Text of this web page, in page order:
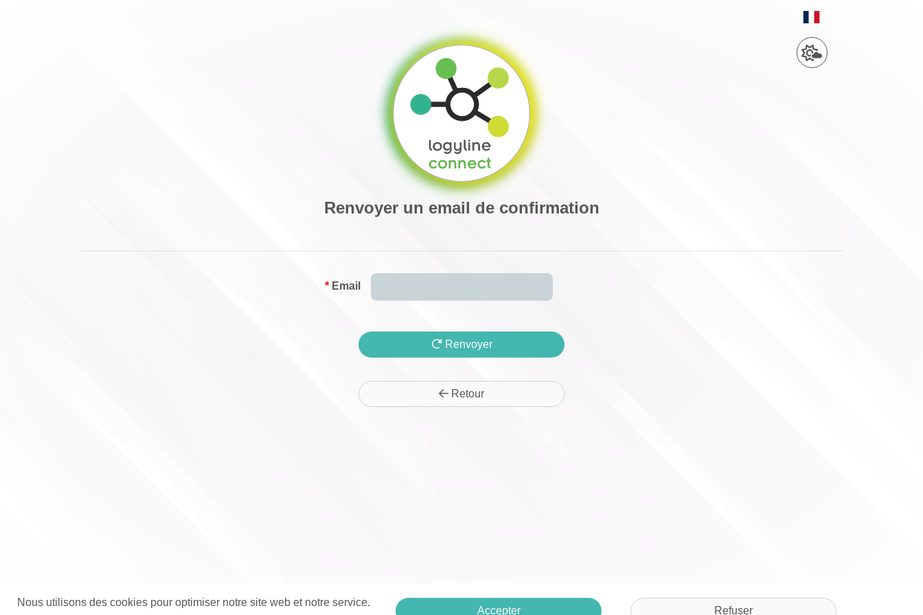
Renvoyer un email de confirmation
Email
*
Renvoyer
Retour
Nous utilisons des cookies pour optimiser notre site web et notre service.
Accepter Refuser